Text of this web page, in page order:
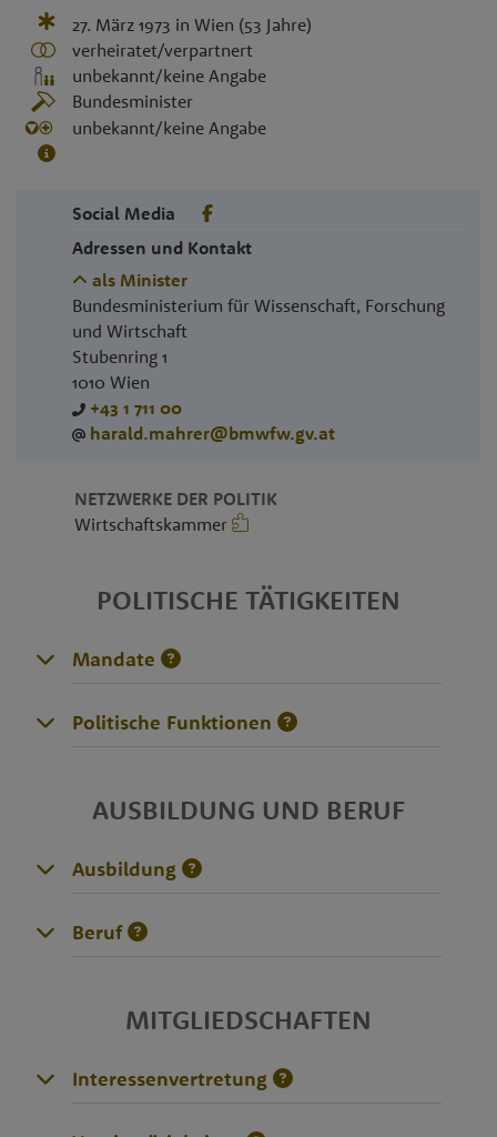
27. März 1973 in Wien (53 Jahre)
verheiratet/verpartnert
unbekannt/keine Angabe
Bundesminister
unbekannt/keine Angabe
Social Media
Adressen und Kontakt
als Minister
Bundesministerium für Wissenschaft, Forschung
und Wirtschaft
Stubenring 1
1010 Wien
+43 1 711 00
harald.mahrer@bmwfw.gv.at
NETZWERKE DER POLITIK
Wirtschaftskammer
POLITISCHE TÄTIGKEITEN
Mandate
Politische Funktionen
AUSBILDUNG UND BERUF
Ausbildung
Beruf
MITGLIEDSCHAFTEN
Interessenvertretung